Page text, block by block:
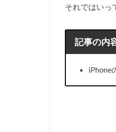
それではいっ
記事の内
iPhone